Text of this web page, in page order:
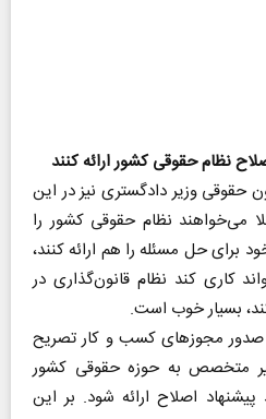
نظام حقوقی کشور ارائه کنند
حقوقی وزیر دادگستری نیز در این
می‌خواهند نظام حقوقی کشور را
برای حل مسئله را هم ارائه کنند،
کاری کند نظام قانون‌گذاری در
بسیار خوب است.
صدور مجوزهای کسب و کار تصریح
متخصص به حوزه حقوقی کشور
اصلاح ارائه شود. بر این